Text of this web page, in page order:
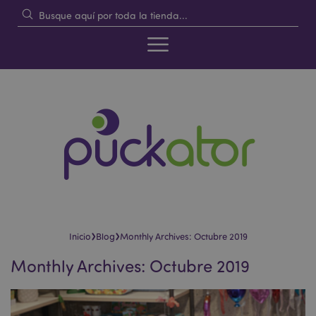
Inicio›Blog›Monthly Archives: Octubre 2019
Monthly Archives: Octubre 2019